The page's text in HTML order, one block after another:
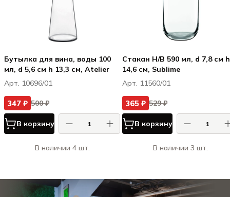
Бутылка для вина, воды 100
мл, d 5,6 см h 13,3 см, Atelier
Арт. 10696/01
347 ₽ 500 ₽
В корзину
В наличии 4 шт.
Стакан H/B 590 мл, d 7,8 см h
14,6 см, Sublime
Арт. 11560/01
365 ₽ 529 ₽
В корзину
В наличии 3 шт.